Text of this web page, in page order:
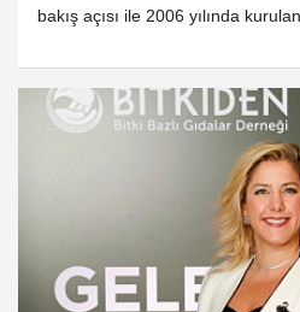
bakış açısı ile 2006 yılında
Örgütü'nün raporuna göre
yılda toplam et tüketiminin
büyümesi bekleniyor diyen Lezita
ile yatırımlarını ve beyaz et